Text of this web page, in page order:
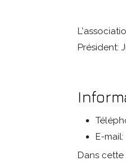
Président:
E-mail:
Dans